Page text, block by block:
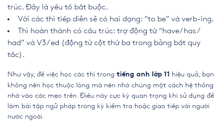
trúc. Đây là yếu tố bắt buộc.
Với các thì tiếp diễn sẽ có hai dạng: “to be” và verb-ing.
Thì hoàn thành có cấu trúc: trợ động từ “have/ has/
had” và V3/ ed (động từ cột thứ ba trong bảng bất quy
tắc).
Như vậy, để việc học các thì trong tiếng anh lớp 11
hiệu quả, bạn
không nên học thuộc lòng mà nên nhớ chúng một cách hệ thống
nhờ vào các mẹo trên. Điều này cực kỳ quan trọng khi sử dụng để
làm bài tập ngữ pháp trong kỳ kiểm tra hoặc giao tiếp với người
nước ngoài.